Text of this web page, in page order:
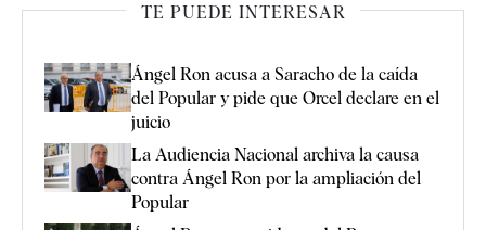
TE PUEDE INTERESAR
Ángel Ron acusa a Saracho de la caída
del Popular y pide que Orcel declare en el
juicio
La Audiencia Nacional archiva la causa
contra Ángel Ron por la ampliación del
Popular